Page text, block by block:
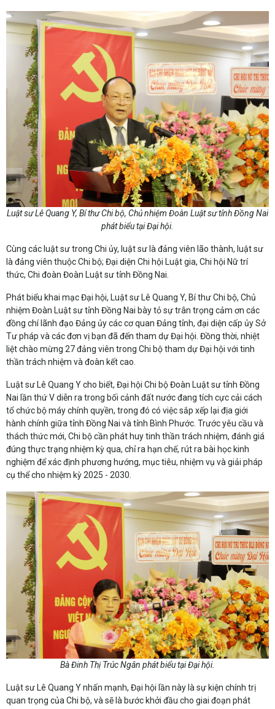
Luật sư Lê Quang Y, Bí thư Chi bộ, Chủ nhiệm Đoàn Luật sư tỉnh Đồng Nai
phát biểu tại Đại hội.
Cùng các luật sư trong Chi ủy, luật sư là đảng viên lão thành, luật sư
là đảng viên thuộc Chi bộ; Đại diện Chi hội Luật gia, Chi hội Nữ trí
thức, Chi đoàn Đoàn Luật sư tỉnh Đồng Nai.
Phát biểu khai mạc Đại hội, Luật sư Lê Quang Y, Bí thư Chi bộ, Chủ
nhiệm Đoàn Luật sư tỉnh Đồng Nai bày tỏ sự trân trọng cảm ơn các
đồng chí lãnh đạo Đảng ủy các cơ quan Đảng tỉnh, đại diện cấp ủy Sở
Tư pháp và các đơn vị bạn đã đến tham dự Đại hội. Đồng thời, nhiệt
liệt chào mừng 27 đảng viên trong Chi bộ tham dự Đại hội với tinh
thần trách nhiệm và đoàn kết cao.
Luật sư Lê Quang Y cho biết, Đại hội Chi bộ Đoàn Luật sư tỉnh Đồng
Nai lần thứ V diễn ra trong bối cảnh đất nước đang tích cực cải cách
tổ chức bộ máy chính quyền, trong đó có việc sắp xếp lại địa giới
hành chính giữa tỉnh Đồng Nai và tỉnh Bình Phước. Trước yêu cầu và
thách thức mới, Chi bộ cần phát huy tinh thần trách nhiệm, đánh giá
đúng thực trạng nhiệm kỳ qua, chỉ ra hạn chế, rút ra bài học kinh
nghiệm để xác định phương hướng, mục tiêu, nhiệm vụ và giải pháp
cụ thể cho nhiệm kỳ 2025 - 2030.
Bà Đinh Thị Trúc Ngân phát biểu tại Đại hội.
Luật sư Lê Quang Y nhấn mạnh, Đại hội lần này là sự kiện chính trị
quan trọng của Chi bộ, và sẽ là bước khởi đầu cho giai đoạn phát